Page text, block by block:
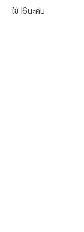
ใช้ I6นะคับ